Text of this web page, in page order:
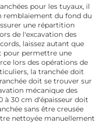
pour les tuyaux, il
remblaiement du fond du
une répartition
de l'excavation des
laissez autant que
pour permettre une
lors des opérations de
la tranchée doit
doit se trouver sur
mécanique des
à 30 cm d'épaisseur doit
sans être creusée
nettoyée manuellement